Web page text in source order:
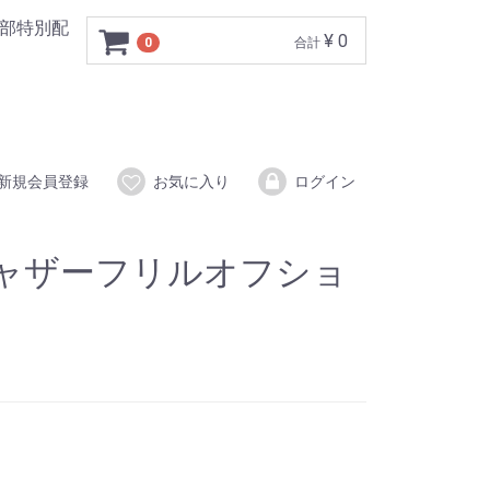
特別配
0 合計 ¥ 0
規会員登録 お気に入り ログイン
ザーフリルオフショ